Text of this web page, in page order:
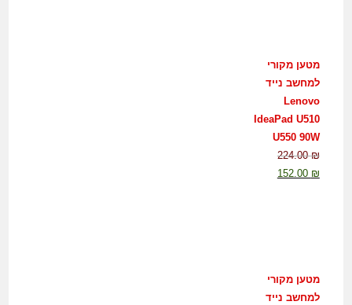
מטען מקורי
למחשב נייד
Lenovo
IdeaPad U510
U550 90W
224.00₪
152.00 ₪
מטען מקורי
למחשב נייד